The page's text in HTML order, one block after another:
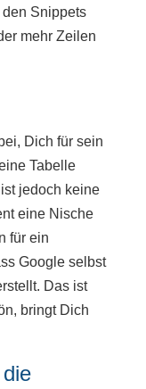
Snippets
mehr Zeilen
Dich für sein
Tabelle
jedoch keine
eine Nische
für ein
Google selbst
Das ist
bringt Dich